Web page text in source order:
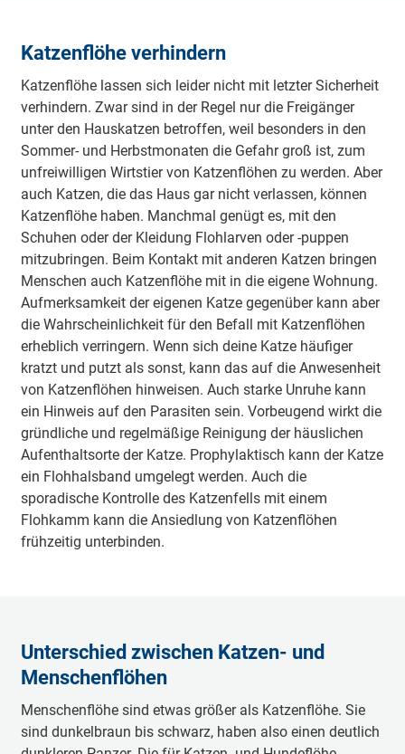
Katzenflöhe verhindern
Katzenflöhe lassen sich leider nicht mit letzter Sicherheit
verhindern. Zwar sind in der Regel nur die Freigänger
unter den Hauskatzen betroffen, weil besonders in den
Sommer- und Herbstmonaten die Gefahr groß ist, zum
unfreiwilligen Wirtstier von Katzenflöhen zu werden. Aber
auch Katzen, die das Haus gar nicht verlassen, können
Katzenflöhe haben. Manchmal genügt es, mit den
Schuhen oder der Kleidung Flohlarven oder -puppen
mitzubringen. Beim Kontakt mit anderen Katzen bringen
Menschen auch Katzenflöhe mit in die eigene Wohnung.
Aufmerksamkeit der eigenen Katze gegenüber kann aber
die Wahrscheinlichkeit für den Befall mit Katzenflöhen
erheblich verringern. Wenn sich deine Katze häufiger
kratzt und putzt als sonst, kann das auf die Anwesenheit
von Katzenflöhen hinweisen. Auch starke Unruhe kann
ein Hinweis auf den Parasiten sein. Vorbeugend wirkt die
gründliche und regelmäßige Reinigung der häuslichen
Aufenthaltsorte der Katze. Prophylaktisch kann der Katze
ein Flohhalsband umgelegt werden. Auch die
sporadische Kontrolle des Katzenfells mit einem
Flohkamm kann die Ansiedlung von Katzenflöhen
frühzeitig unterbinden.
Unterschied zwischen Katzen- und
Menschenflöhen
Menschenflöhe sind etwas größer als Katzenflöhe. Sie
sind dunkelbraun bis schwarz, haben also einen deutlich